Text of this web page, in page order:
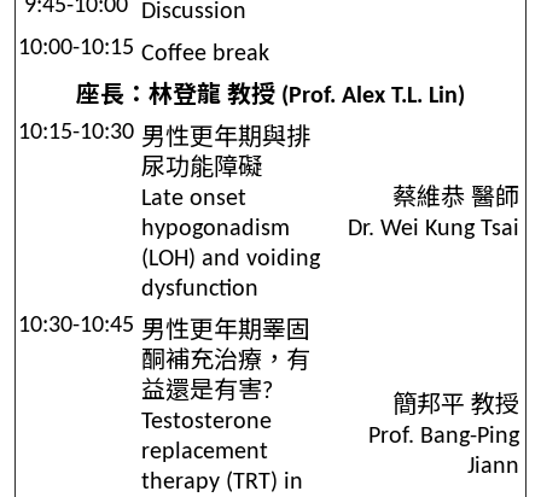
9:45-10:00
Discussion
10:00-10:15 Coffee break
座長：林登龍 教授 (Prof. Alex T.L. Lin)
10:15-10:30 男性更年期與排
尿功能障礙
Late onset
hypogonadism
(LOH) and voiding
dysfunction
蔡維恭 醫師
Dr. Wei Kung Tsai
10:30-10:45 男性更年期睪固
酮補充治療，有
益還是有害?
Testosterone
replacement
therapy (TRT) in
簡邦平 教授
Prof. Bang-Ping
Jiann